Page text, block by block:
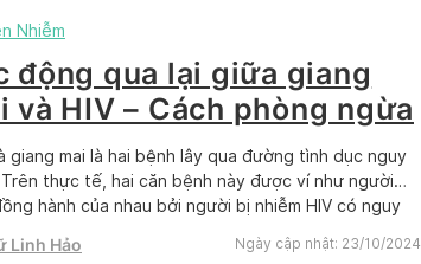
Nhiễm
động qua lại giữa giang
và HIV – Cách phòng ngừa
giang mai là hai bệnh lây qua đường tình dục nguy
Trên thực tế, hai căn bệnh này được ví như người
hành của nhau bởi người bị nhiễm HIV có nguy
nhân là do cơ chế […]
Linh Hảo Ngày cập nhật: 23/10/2024